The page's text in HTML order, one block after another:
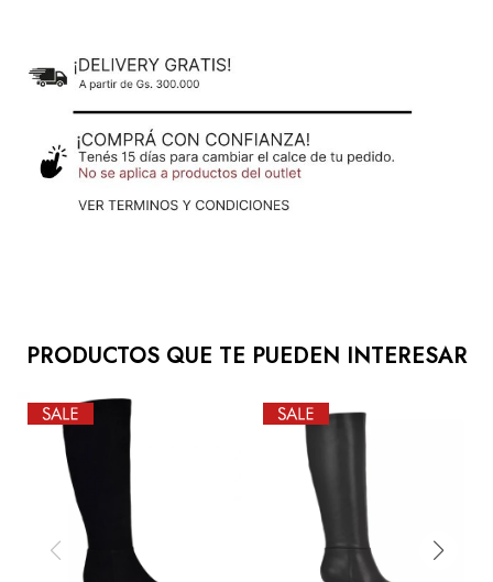
PRODUCTOS QUE TE PUEDEN INTERESAR